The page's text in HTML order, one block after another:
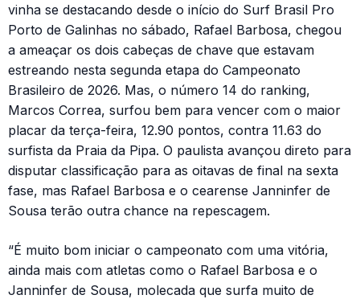
vinha se destacando desde o início do Surf Brasil Pro
Porto de Galinhas no sábado, Rafael Barbosa, chegou
a ameaçar os dois cabeças de chave que estavam
estreando nesta segunda etapa do Campeonato
Brasileiro de 2026. Mas, o número 14 do ranking,
Marcos Correa, surfou bem para vencer com o maior
placar da terça-feira, 12.90 pontos, contra 11.63 do
surfista da Praia da Pipa. O paulista avançou direto para
disputar classificação para as oitavas de final na sexta
fase, mas Rafael Barbosa e o cearense Janninfer de
Sousa terão outra chance na repescagem.
“É muito bom iniciar o campeonato com uma vitória,
ainda mais com atletas como o Rafael Barbosa e o
Janninfer de Sousa, molecada que surfa muito de